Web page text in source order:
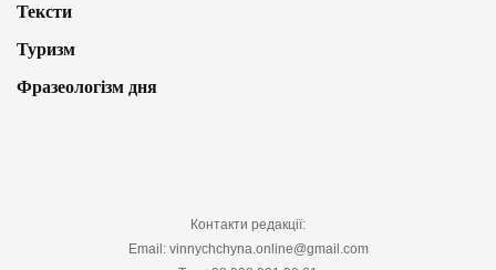
Тексти
Туризм
Фразеологізм дня
Контакти редакції:
Email: vinnychchyna.online@gmail.com